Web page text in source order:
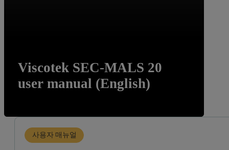
Viscotek SEC-MALS 20
user manual (English)
사용자 매뉴얼